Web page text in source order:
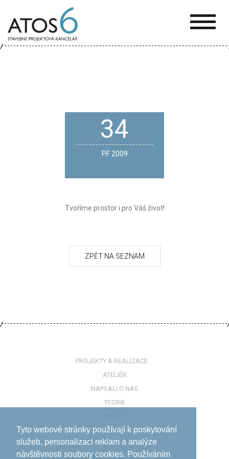
Tyto webové stránky používají k poskytování
služeb, personalizaci reklam a analýze
návštěvnosti soubory cookies. Používáním
6
34
PF 2009
Tvoříme prostor i pro Váš život!
PROJEKTY A REALIZACE
ATELIÉR
NAPSALI O NÁS
TEORIE
KONTAKTY